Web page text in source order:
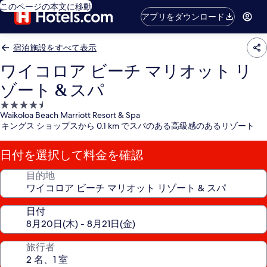
このページの本文に移動
アプリをダウンロード
宿泊施設をすべて表示
ワイコロア ビーチ マリオット リ
ゾート & スパ
4.5
つ
星
宿
泊
施
Waikoloa Beach Marriott Resort & Spa
キングス ショップスから 0.1 km でスパのある高級感のあるリゾート
日付を選択して料金を確認
目的地
日付
旅行者